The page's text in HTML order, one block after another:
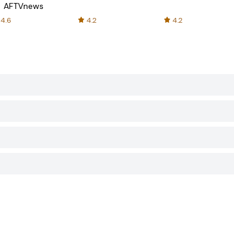
AFTVnews
4.6 4.2 4.2